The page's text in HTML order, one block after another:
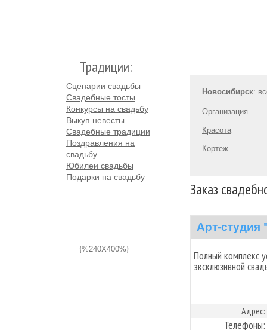
Традиции:
Сценарии свадьбы
Свадебные тосты
Конкурсы на свадьбу
Выкуп невесты
Свадебные традиции
Поздравления на
свадьбу
Юбилеи свадьбы
Подарки на свадьбу
{%240X400%}
Новосибирск:
Организация
Красота
Кортеж
Заказ
Арт-
Полный комплекс
эксклюзивной
Адрес:
Телефоны: